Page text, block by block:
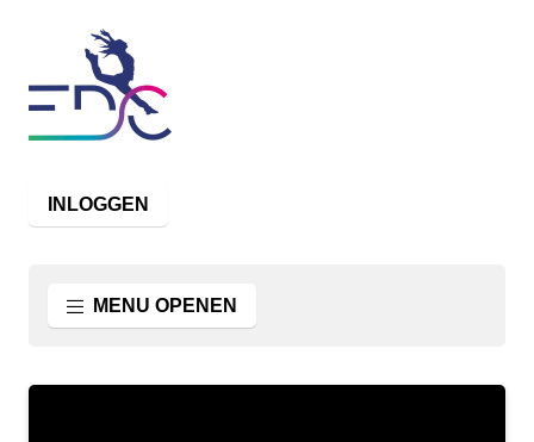
INLOGGEN
MENU OPENEN